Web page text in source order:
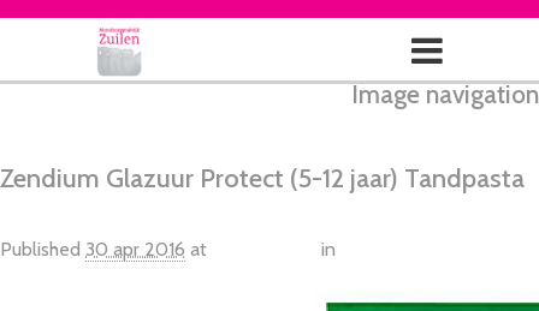
Image navigation
Zendium Glazuur Protect (5-12 jaar) Tandpasta
Published 30 apr 2016 at in